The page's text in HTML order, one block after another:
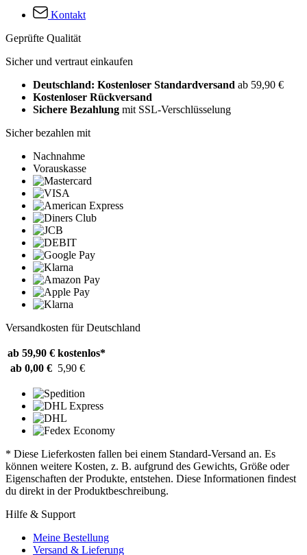
Kontakt
Geprüfte Qualität
Sicher und vertraut einkaufen
Deutschland: Kostenloser Standardversand ab 59,90 €
Kostenloser Rückversand
Sichere Bezahlung mit SSL-Verschlüsselung
Sicher bezahlen mit
Nachnahme
Vorauskasse
Versandkosten für Deutschland
ab 59,90 € kostenlos*
ab 0,00 € 5,90 €
* Diese Lieferkosten fallen bei einem Standard-Versand an. Es
können weitere Kosten, z. B. aufgrund des Gewichts, Größe oder
Eigenschaften der Produkte, entstehen. Diese Informationen findest
du direkt in der Produktbeschreibung.
Hilfe & Support
Meine Bestellung
Versand & Lieferung